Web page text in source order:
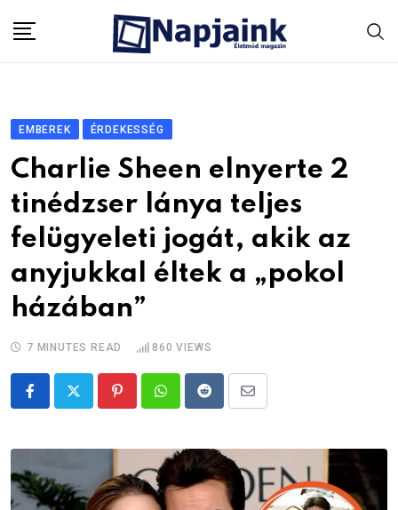
EMBEREK ÉRDEKESSÉG
Charlie Sheen elnyerte 2
tinédzser lánya teljes
felügyeleti jogát, akik az
anyjukkal éltek a „pokol
házában”
7 MINUTES READ 860 VIEWS
PinterestWhatsappRedditShare
Email